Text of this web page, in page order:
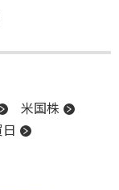
米国株